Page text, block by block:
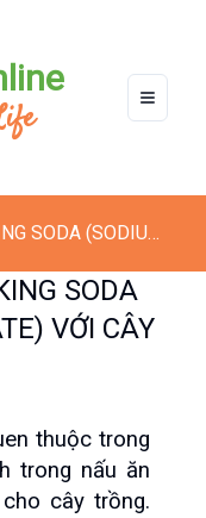
SODA (SODIUM
SODA
VỚI CÂY
thuộc trong
trong nấu ăn
cây trồng.